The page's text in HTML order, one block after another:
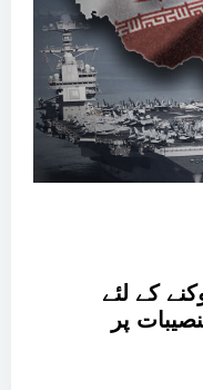
کے لئے
پر